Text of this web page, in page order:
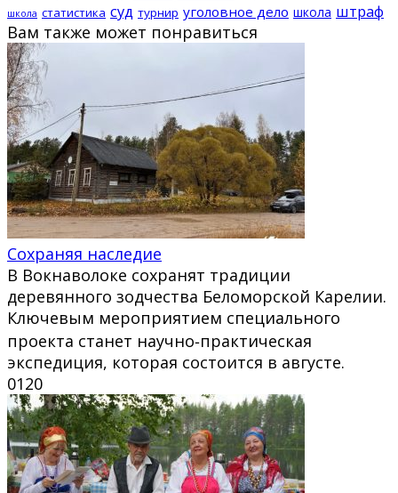
школа статистика суд турнир уголовное дело школа штраф
Вам также может понравиться
Сохраняя наследие
В Вокнаволоке сохранят традиции
деревянного зодчества Беломорской Карелии.
Ключевым мероприятием специального
проекта станет научно‑практическая
экспедиция, которая состоится в августе.
0120